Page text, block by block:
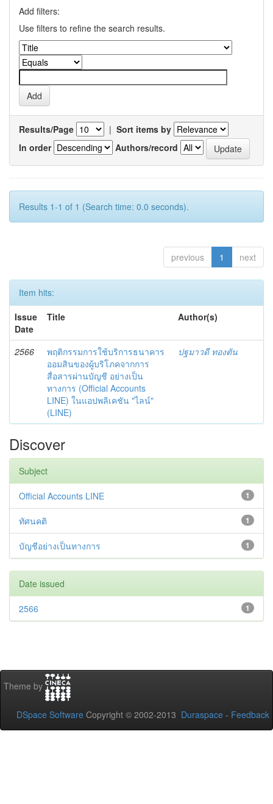
Add filters:
Use filters to refine the search results.
Results/Page | Sort items by
In order
Authors/record
Results 1-1 of 1 (Search time: 0.0 seconds).
previous 1 next
Item hits:
Issue
Date
Title Author(s)
2566
พฤติกรรมการใช้บริการธนาคาร
ออมสินของผู้บริโภคจากการ
สื่อสารผ่านบัญชี อย่างเป็น
ทางการ (Official Accounts
LINE) ในแอปพลิเคชัน "ไลน์"
(LINE)
ปฐมาวดี ทองตัน
Discover
Subject
1
Official Accounts LINE
1
ทัศนคติ
1
บัญชีอย่างเป็นทางการ
Date issued
1
2566
Theme by
DSpace Software Copyright © 2002-2013 Duraspace - Feedback